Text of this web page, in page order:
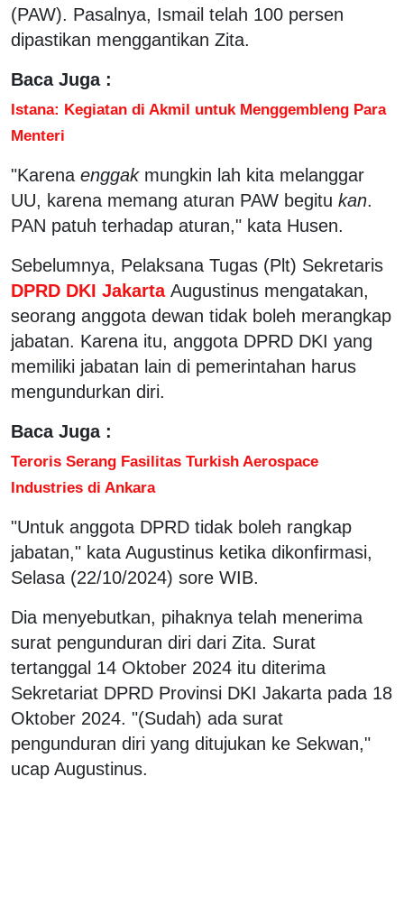
(PAW). Pasalnya, Ismail telah 100 persen
dipastikan menggantikan Zita.
Baca Juga :
Istana: Kegiatan di Akmil untuk Menggembleng Para
Menteri
"Karena enggakmungkin lah kita melanggar
UU, karena memang aturan PAW begitu kan.
PAN patuh terhadap aturan," kata Husen.
Sebelumnya, Pelaksana Tugas (Plt) Sekretaris
DPRD DKI Jakarta Augustinus mengatakan,
seorang anggota dewan tidak boleh merangkap
jabatan. Karena itu, anggota DPRD DKI yang
memiliki jabatan lain di pemerintahan harus
mengundurkan diri.
Baca Juga :
Teroris Serang Fasilitas Turkish Aerospace
Industries di Ankara
"Untuk anggota DPRD tidak boleh rangkap
jabatan," kata Augustinus ketika dikonfirmasi,
Selasa (22/10/2024) sore WIB.
Dia menyebutkan, pihaknya telah menerima
surat pengunduran diri dari Zita. Surat
tertanggal 14 Oktober 2024 itu diterima
Sekretariat DPRD Provinsi DKI Jakarta pada 18
Oktober 2024. "(Sudah) ada surat
pengunduran diri yang ditujukan ke Sekwan,"
ucap Augustinus.